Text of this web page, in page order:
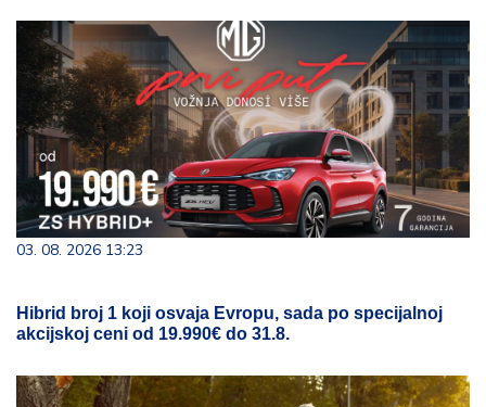
03. 08. 2026 13:23
Hibrid broj 1 koji osvaja Evropu, sada po specijalnoj
akcijskoj ceni od 19.990€ do 31.8.